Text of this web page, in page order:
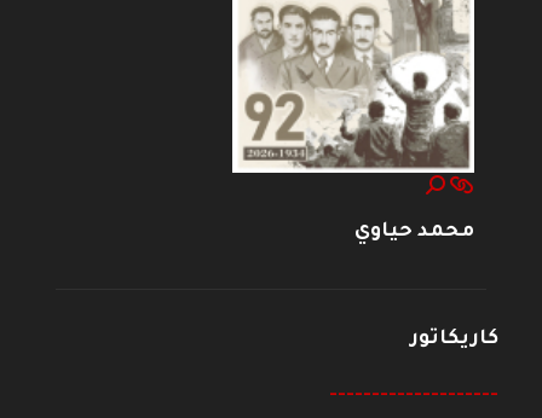
محمد حياوي
كاريكاتور
--------------------